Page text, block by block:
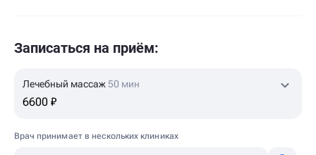
Записаться на приём:
Лечебный массаж 50 мин
6600 ₽
Врач принимает в нескольких клиниках